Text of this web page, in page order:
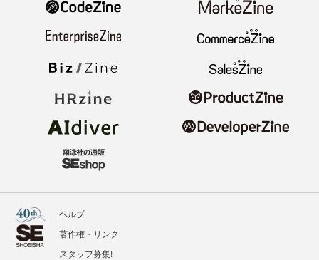
ヘルプ
著作権・リンク
スタッフ募集!